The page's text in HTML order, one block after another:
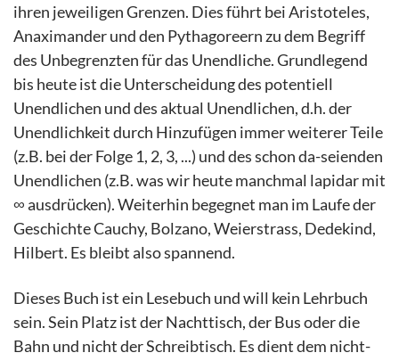
ihren jeweiligen Grenzen. Dies führt bei Aristoteles,
Anaximander und den Pythagoreern zu dem Begriff
des Unbegrenzten für das Unendliche. Grundlegend
bis heute ist die Unterscheidung des potentiell
Unendlichen und des aktual Unendlichen, d.h. der
Unendlichkeit durch Hinzufügen immer weiterer Teile
(z.B. bei der Folge 1, 2, 3, ...) und des schon da-seienden
Unendlichen (z.B. was wir heute manchmal lapidar mit
∞ ausdrücken). Weiterhin begegnet man im Laufe der
Geschichte Cauchy, Bolzano, Weierstrass, Dedekind,
Hilbert. Es bleibt also spannend.
Dieses Buch ist ein Lesebuch und will kein Lehrbuch
sein. Sein Platz ist der Nachttisch, der Bus oder die
Bahn und nicht der Schreibtisch. Es dient dem nicht-